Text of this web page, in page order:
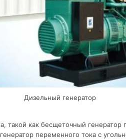
Дизельный генератор
такой как бесщеточный
генератор переменного тока с